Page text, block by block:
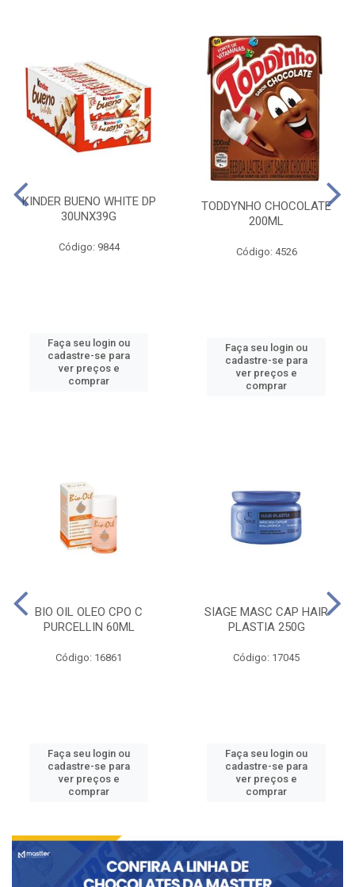
KINDER BUENO WHITE DP
30UNX39G
Código: 9844
Faça seu login ou
cadastre-se para
ver preços e
comprar
TODDYNHO CHOCOLATE
200ML
Código: 4526
Faça seu login ou
cadastre-se para
ver preços e
comprar
BIO OIL OLEO CPO C
PURCELLIN 60ML
Código: 16861
Faça seu login ou
cadastre-se para
ver preços e
comprar
SIAGE MASC CAP HAIR
PLASTIA 250G
Código: 17045
Faça seu login ou
cadastre-se para
ver preços e
comprar